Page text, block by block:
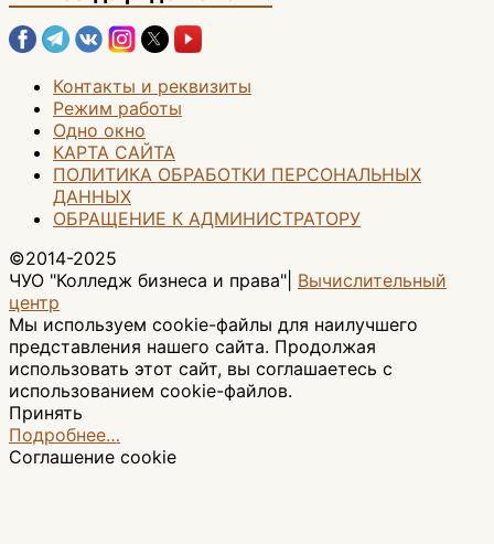
Контакты и реквизиты
Режим работы
Одно окно
КАРТА САЙТА
ПОЛИТИКА ОБРАБОТКИ ПЕРСОНАЛЬНЫХ
ДАННЫХ
ОБРАЩЕНИЕ К АДМИНИСТРАТОРУ
©2014-2025
ЧУО "Колледж бизнеса и права"| Вычислительный
центр
Мы используем cookie-файлы для наилучшего
представления нашего сайта. Продолжая
использовать этот сайт, вы соглашаетесь с
использованием cookie-файлов.
Принять
Подробнее…
Соглашение cookie